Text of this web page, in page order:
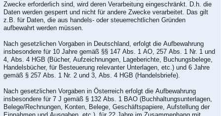
Zwecke erforderlich sind, wird deren Verarbeitung eingeschränkt. D.h. die
Daten werden gesperrt und nicht für andere Zwecke verarbeitet. Das gilt
z.B. für Daten, die aus handels- oder steuerrechtlichen Gründen
aufbewahrt werden müssen.
Nach gesetzlichen Vorgaben in Deutschland, erfolgt die Aufbewahrung
insbesondere für 10 Jahre gemäß §§ 147 Abs. 1 AO, 257 Abs. 1 Nr. 1 und
4, Abs. 4 HGB (Bücher, Aufzeichnungen, Lageberichte, Buchungsbelege,
Handelsbücher, für Besteuerung relevanter Unterlagen, etc.) und 6 Jahre
gemäß § 257 Abs. 1 Nr. 2 und 3, Abs. 4 HGB (Handelsbriefe).
Nach gesetzlichen Vorgaben in Österreich erfolgt die Aufbewahrung
insbesondere für 7 J gemäß § 132 Abs. 1 BAO (Buchhaltungsunterlagen,
Belege/Rechnungen, Konten, Belege, Geschäftspapiere, Aufstellung der